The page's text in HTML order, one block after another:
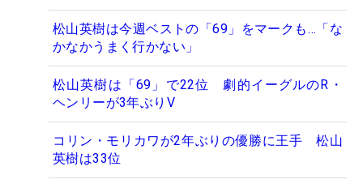
松山英樹は今週ベストの「69」をマークも…「な
かなかうまく行かない」
松山英樹は「69」で22位 劇的イーグルのR・
ヘンリーが3年ぶりV
コリン・モリカワが2年ぶりの優勝に王手 松山
英樹は33位